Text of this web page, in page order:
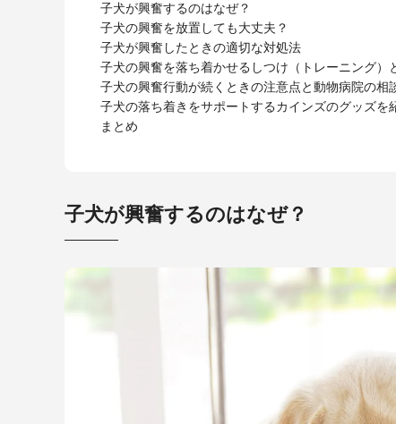
子犬が興奮するのはなぜ？
子犬の興奮を放置しても大丈夫？
子犬が興奮したときの適切な対処法
子犬の興奮を落ち着かせるしつけ（トレーニング）
子犬の興奮行動が続くときの注意点と動物病院の相
子犬の落ち着きをサポートするカインズのグッズを
まとめ
子犬が興奮するのはなぜ？